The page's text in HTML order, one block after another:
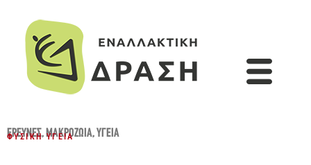
ΈΡΕΥΝΕΣ,ΜΑΚΡΟΖΩΊΑ,ΥΓΕΊΑ
ΦΥΣΙΚΉ ΥΓΕΊΑ